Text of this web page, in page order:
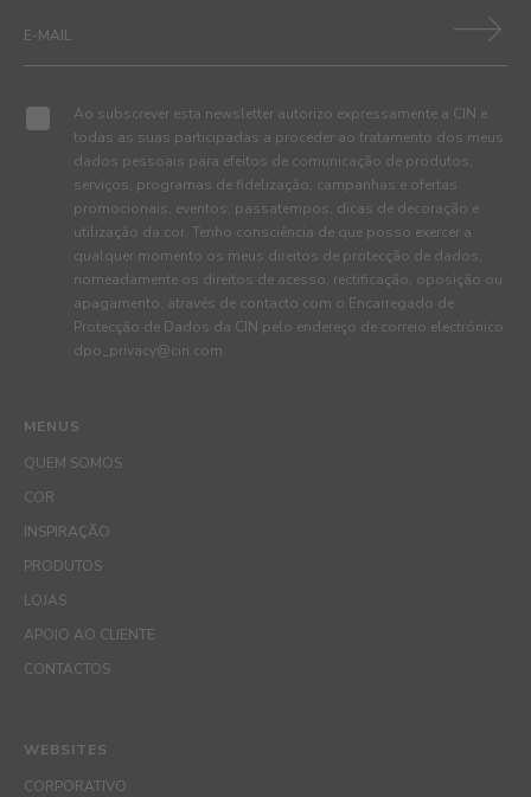
MENUS
QUEM SOMOS
COR
INSPIRAÇÃO
PRODUTOS
LOJAS
APOIO AO CLIENTE
CONTACTOS
Ao subscrever esta newsletter autorizo expressamente a CIN e
todas as suas participadas a proceder ao tratamento dos meus
dados pessoais para efeitos de comunicação de produtos,
serviços, programas de fidelização, campanhas e ofertas
promocionais, eventos, passatempos, dicas de decoração e
utilização da cor. Tenho consciência de que posso exercer a
qualquer momento os meus direitos de protecção de dados,
nomeadamente os direitos de acesso, rectificação, oposição ou
apagamento, através de contacto com o Encarregado de
Protecção de Dados da CIN pelo endereço de correio electrónico
dpo_privacy@cin.com
WEBSITES
CORPORATIVO